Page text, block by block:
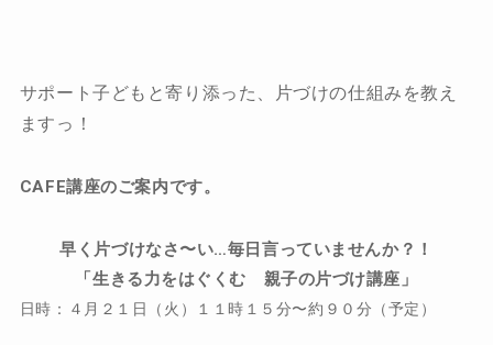
サポート子どもと寄り添った、片づけの仕組みを教え
ますっ！
CAFE講座のご案内です。
早く片づけなさ〜い…毎日言っていませんか？！
「生きる力をはぐくむ 親子の片づけ講座 」
日時： ４月２１日（火）１１時１５分〜約９０分（予定）